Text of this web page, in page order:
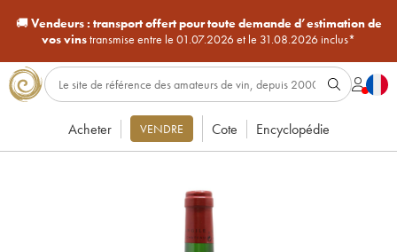
🚚Vendeurs : transport offert pour toute demande d’estimation de
vos vinstransmise entre le 01.07.2026 et le 31.08.2026 inclus*
Acheter VENDRE Cote Encyclopédie